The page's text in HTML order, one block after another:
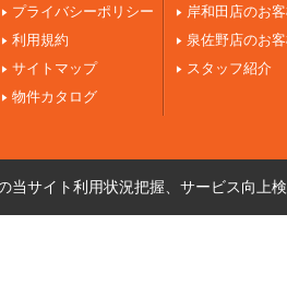
プライバシーポリシー
利用規約
サイトマップ
物件カタログ
岸和田店のお
泉佐野店のお
スタッフ紹介
当サイト利用状況把握、サービス向上